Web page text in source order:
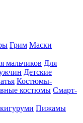
Грим Маски
мальчиков Для
Детские
Костюмы-
костюмы Смарт-
Пижамы